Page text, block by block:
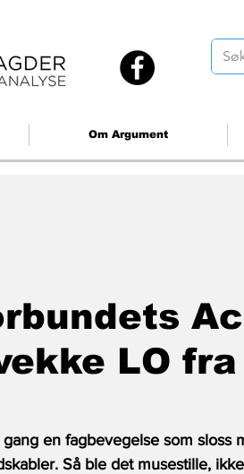
Om Argument
LO
en fagbevegelse som sloss
Så ble det musestille,